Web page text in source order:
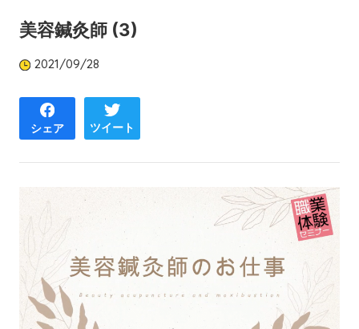
美容鍼灸師 (3)
2021/09/28
シェア ツイート